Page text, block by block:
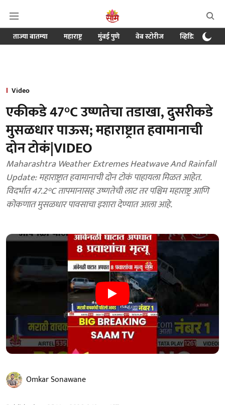
ताज्या बातम्या महाराष्ट्र मुंबई पुणे वेब स्टोरीज व्हिडिओ
Video
एकीकडे 47°C उष्णतेचा तडाखा, दुसरीकडे
मुसळधार पाऊस; महाराष्ट्रात हवामानाची
दोन टोकं|VIDEO
Maharashtra Weather Extremes Heatwave And Rainfall
Update: महाराष्ट्रात हवामानाची दोन टोकं पाहायला मिळत आहेत.
विदर्भात 47.2°C तापमानासह उष्णतेची लाट तर पश्चिम महाराष्ट्र आणि
कोकणात मुसळधार पावसाचा इशारा देण्यात आला आहे.
Omkar Sonawane